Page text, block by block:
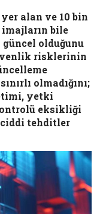
alan ve 10 bin
bile
güncel olduğunu
risklerinin
olmadığını;
yetki
eksikliği
ciddi tehditler